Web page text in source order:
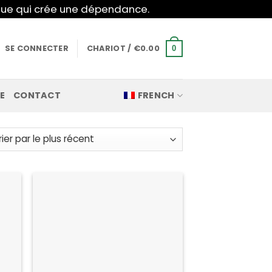
qui crée une dépendance.
SE CONNECTER CHARIOT / €0.00 0
CONTACT FRENCH